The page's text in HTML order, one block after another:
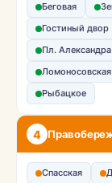
Беговая
Гостиный двор
Пл.
Ломоносовская
Рыбацкое
4
Спасская